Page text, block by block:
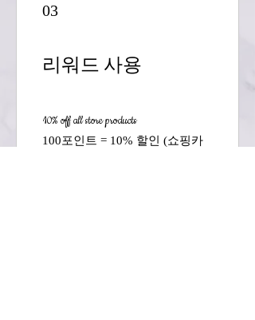
03
리워드 사용
10% off all store products
100포인트 = 10% 할인 (쇼핑카